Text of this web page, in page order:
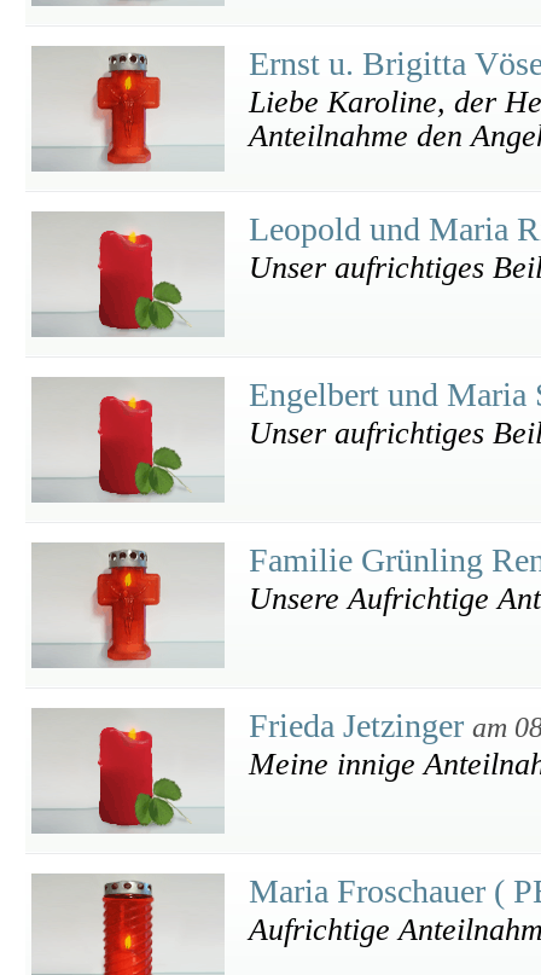
Ernst u. Brigitta
Liebe Karoline, der
Anteilnahme den
Leopold und Maria
Unser aufrichtiges
Engelbert und
Unser aufrichtiges
Familie Grünling
Unsere Aufrichtige
Frieda Jetzinger am
Meine innige
Maria Froschauer (
Aufrichtige